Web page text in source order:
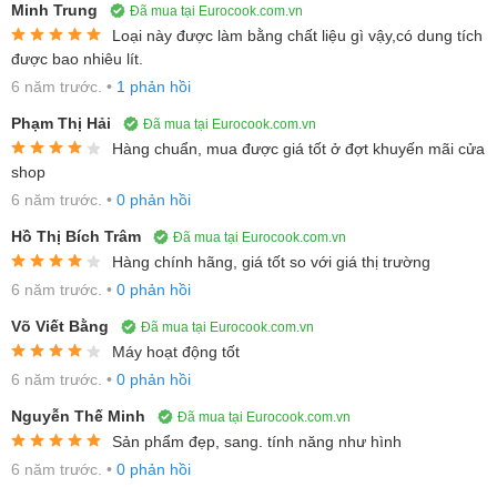
Trong quá trình vận hành của lò nướng, chức năng tự động vệ
sinh EcoClean tự động diễn ra trong lò. Thành của lò được phủ
một lớp đặt biệt (hại vi gốm) tự động hấp thụ hơi dầu mỡ, các tạp
chất khác tỏa ra trong quá trình chế biến món ăn và trung hòa
chúng thông qua quá trình Oxy hóa - hỗ trợ làm sạch thiết bị hiệu
quả. Bạn chỉ cần lau đáy và bên trong cánh cửa khi vệ sinh lò
nướng. Lớp phủ lót lò này sẽ tự động tái sinh sau mỗi lần làm
nóng lò và trong suốt một chu kỳ hoạt động của lò.
Minh Trung Đã mua tại Eurocook.com.vn
Loại này được làm bằng chất liệu gì vậy,có dung tích
được bao nhiêu lít.
6 năm trước. • 1 phản hồi
Phạm Thị Hải Đã mua tại Eurocook.com.vn
Hàng chuẩn, mua được giá tốt ở đợt khuyến mãi cửa
shop
6 năm trước. • 0 phản hồi
Hồ Thị Bích Trâm Đã mua tại Eurocook.com.vn
Hàng chính hãng, giá tốt so với giá thị trường
6 năm trước. • 0 phản hồi
Võ Viết Bằng Đã mua tại Eurocook.com.vn
Máy hoạt động tốt
6 năm trước. • 0 phản hồi
Nguyễn Thế Minh Đã mua tại Eurocook.com.vn
Sản phẩm đẹp, sang. tính năng như hình
6 năm trước. • 0 phản hồi